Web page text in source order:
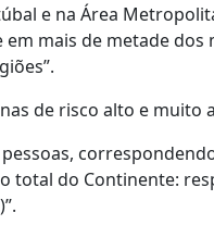
e na Área
mais de metade
de risco alto e muito
total do Continente: